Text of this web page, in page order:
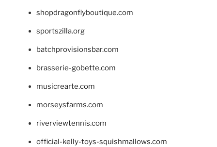
shopdragonflyboutique.com
sportszilla.org
batchprovisionsbar.com
brasserie-gobette.com
musicrearte.com
morseysfarms.com
riverviewtennis.com
official-kelly-toys-squishmallows.com